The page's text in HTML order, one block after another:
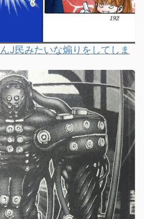
J民みたいな煽りをしてしま